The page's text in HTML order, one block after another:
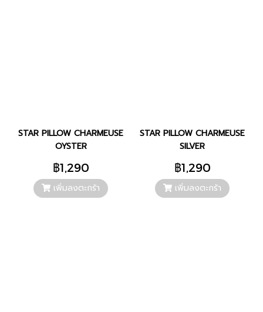
STAR PILLOW CHARMEUSE
OYSTER
฿1,290
เพิ่มลงตะกร้า
STAR PILLOW CHARMEUSE
SILVER
฿1,290
เพิ่มลงตะกร้า